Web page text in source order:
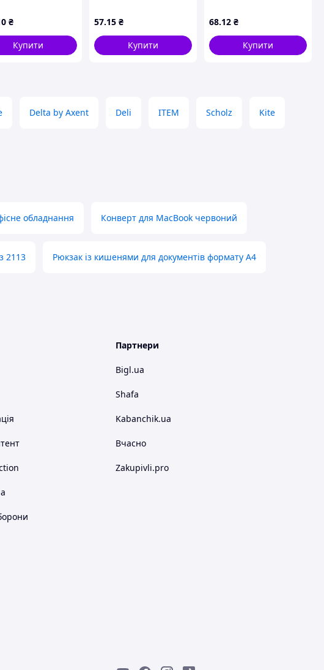
01) MDR
₴
Купити
57.15 ₴
Купити
05)
68.12 ₴
Купити
Delta by Axent Deli ITEM Scholz Kite
обладнання Конверт для MacBook червоний
2113 Рюкзак із кишенями для документів формату А4
Партнери
Bigl.ua
Shafa
Kabanchik.ua
Вчасно
Zakupivli.pro